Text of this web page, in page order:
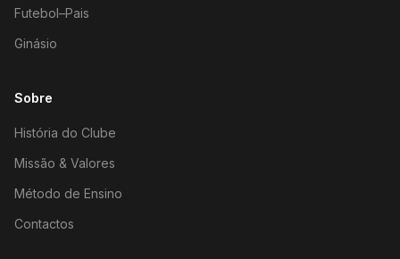
Futebol–Pais
Ginásio
Sobre
História do Clube
Missão & Valores
Método de Ensino
Contactos